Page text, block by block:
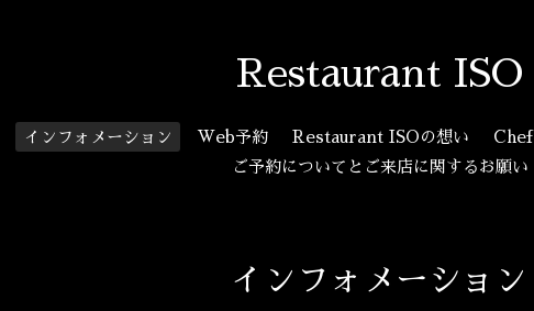
Restaurant ISO
インフォメーション Web予約 Restaurant ISOの想い Chef
ご予約についてとご来店に関するお願い
インフォメーション